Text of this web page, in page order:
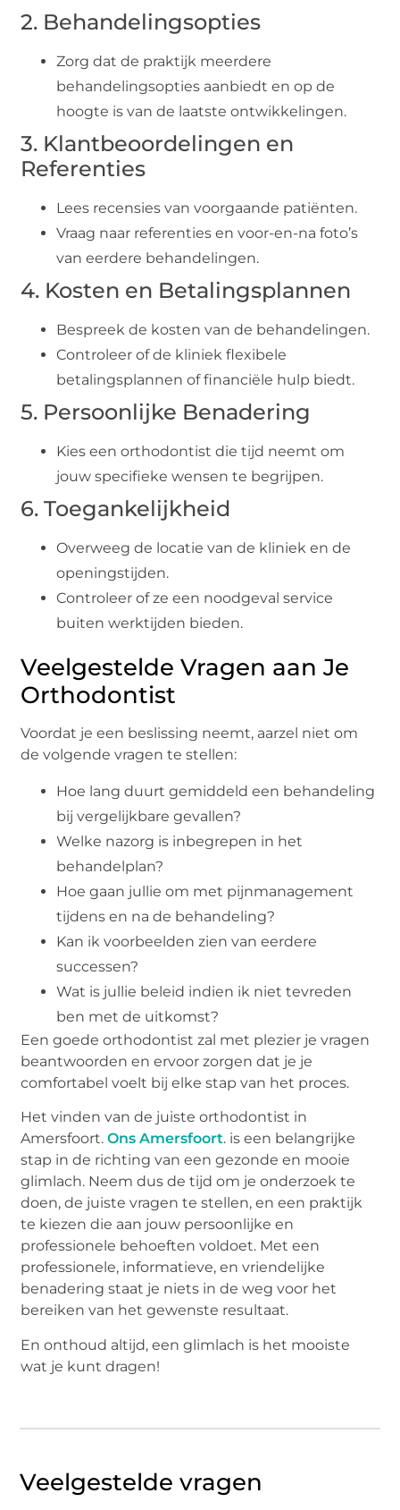
2. Behandelingsopties
Zorg dat de praktijk meerdere
behandelingsopties aanbiedt en op de
hoogte is van de laatste ontwikkelingen.
3. Klantbeoordelingen en
Referenties
Lees recensies van voorgaande patiënten.
Vraag naar referenties en voor-en-na foto’s
van eerdere behandelingen.
4. Kosten en Betalingsplannen
Bespreek de kosten van de behandelingen.
Controleer of de kliniek flexibele
betalingsplannen of financiële hulp biedt.
5. Persoonlijke Benadering
Kies een orthodontist die tijd neemt om
jouw specifieke wensen te begrijpen.
6. Toegankelijkheid
Overweeg de locatie van de kliniek en de
openingstijden.
Controleer of ze een noodgeval service
buiten werktijden bieden.
Veelgestelde Vragen aan Je
Orthodontist
Voordat je een beslissing neemt, aarzel niet om
de volgende vragen te stellen:
Hoe lang duurt gemiddeld een behandeling
bij vergelijkbare gevallen?
Welke nazorg is inbegrepen in het
behandelplan?
Hoe gaan jullie om met pijnmanagement
tijdens en na de behandeling?
Kan ik voorbeelden zien van eerdere
successen?
Wat is jullie beleid indien ik niet tevreden
ben met de uitkomst?
Een goede orthodontist zal met plezier je vragen
beantwoorden en ervoor zorgen dat je je
comfortabel voelt bij elke stap van het proces.
Het vinden van de juiste orthodontist in
Amersfoort.Ons Amersfoort. is een belangrijke
stap in de richting van een gezonde en mooie
glimlach. Neem dus de tijd om je onderzoek te
doen, de juiste vragen te stellen, en een praktijk
te kiezen die aan jouw persoonlijke en
professionele behoeften voldoet. Met een
professionele, informatieve, en vriendelijke
benadering staat je niets in de weg voor het
bereiken van het gewenste resultaat.
En onthoud altijd, een glimlach is het mooiste
wat je kunt dragen!
Veelgestelde vragen